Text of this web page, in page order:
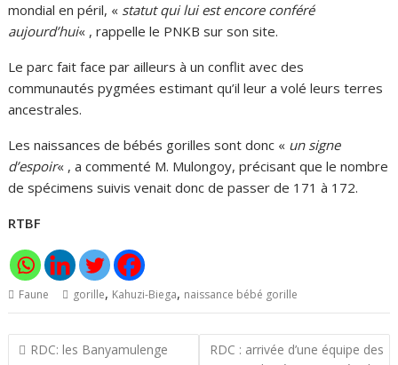
mondial en péril, « statut qui lui est encore conféré
aujourd’hui« , rappelle le PNKB sur son site.
Le parc fait face par ailleurs à un conflit avec des
communautés pygmées estimant qu’il leur a volé leurs terres
ancestrales.
Les naissances de bébés gorilles sont donc « un signe
d’espoir« , a commenté M. Mulongoy, précisant que le nombre
de spécimens suivis venait donc de passer de 171 à 172.
RTBF
Faune gorille, Kahuzi-Biega, naissance bébé gorille
Navigation
RDC: les Banyamulenge
RDC : arrivée d’une équipe des